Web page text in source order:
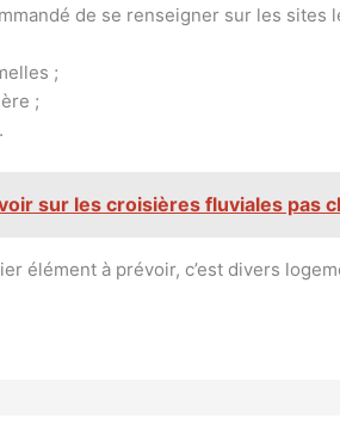
de se renseigner sur les
;
;
sur les croisières fluviales pas
élément à prévoir, c’est divers